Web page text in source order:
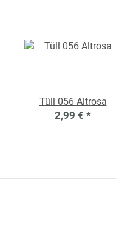
Tüll 056 Altrosa
2,99 € *